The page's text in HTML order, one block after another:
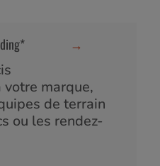
→
marque,
de terrain
ou les rendez-